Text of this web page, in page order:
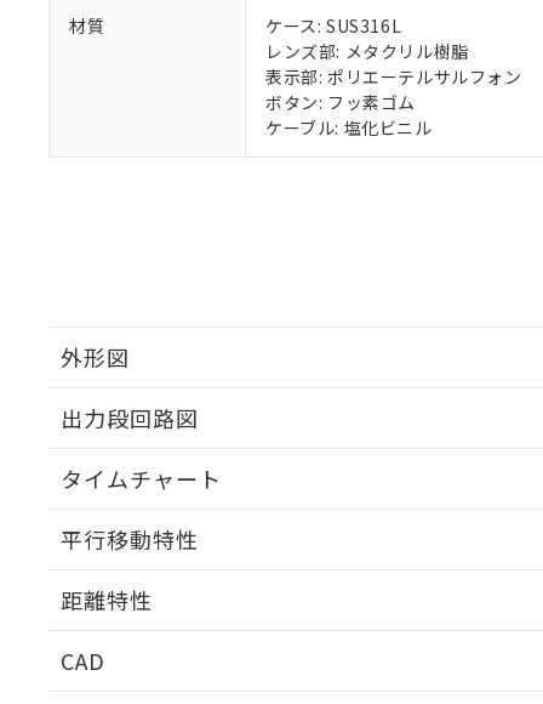
材質
ケース: SUS316L
レンズ部: メタクリル樹脂
表示部: ポリエーテルサルフォン
ボタン: フッ素ゴム
ケーブル: 塩化ビニル
外形図
出力段回路図
タイムチャート
平行移動特性
距離特性
CAD